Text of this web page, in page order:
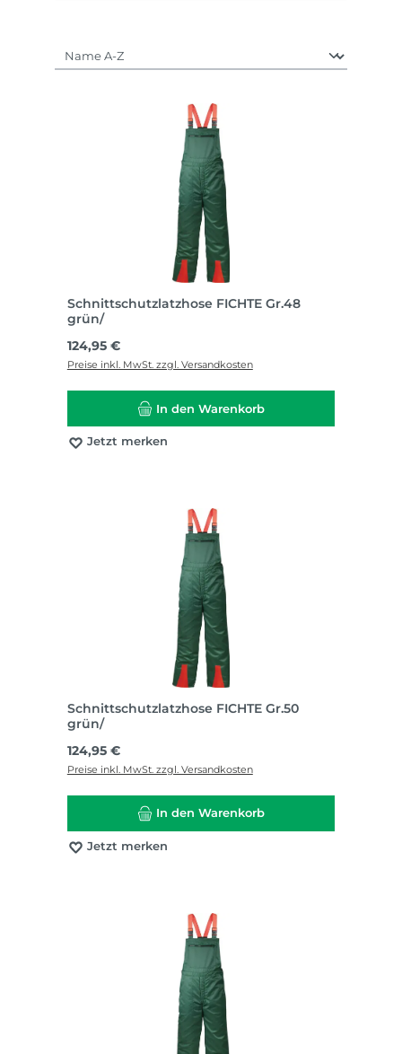
Schnittschutzlatzhose FICHTE Gr.48
grün/
Regulärer Preis:
124,95 €
Preise inkl. MwSt. zzgl. Versandkosten
In den Warenkorb
Jetzt merken
Schnittschutzlatzhose FICHTE Gr.50
grün/
Regulärer Preis:
124,95 €
Preise inkl. MwSt. zzgl. Versandkosten
In den Warenkorb
Jetzt merken